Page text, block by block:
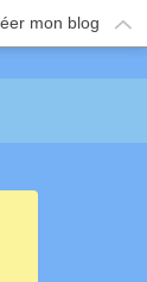
mon blog